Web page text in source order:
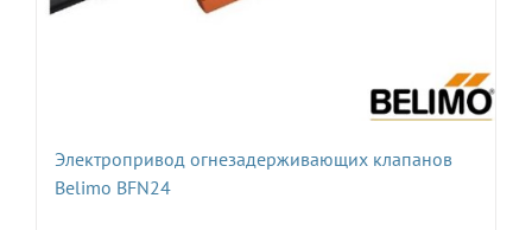
Электропривод огнезадерживающих клапанов
Belimo BFN24